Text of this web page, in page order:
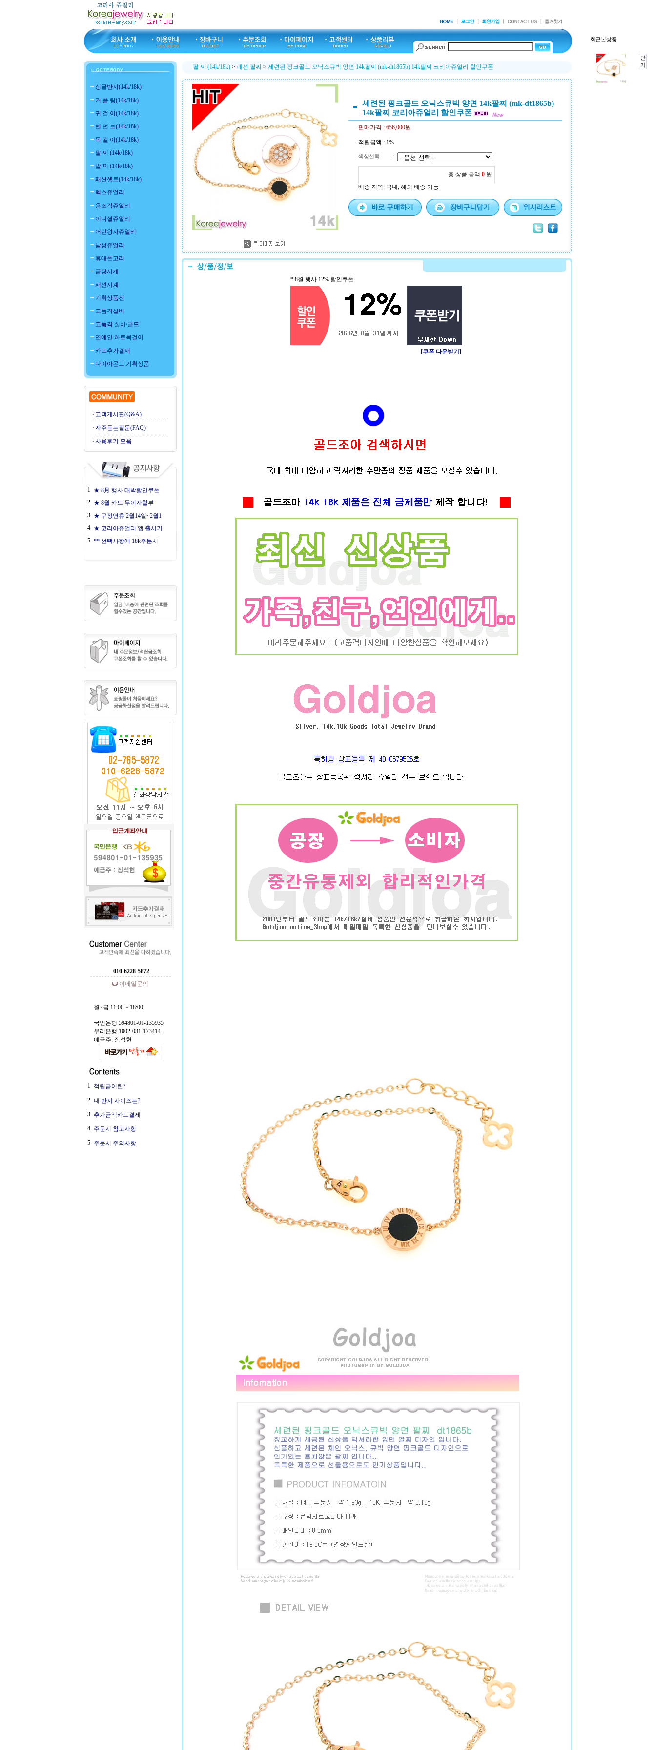
싱글반지(14k/18k)
커 플 링(14k/18k)
귀 걸 이(14k/18k)
펜 던 트(14k/18k)
목 걸 이(14k/18k)
팔 찌 (14k/18k)
발 찌 (14k/18k)
패션셋트(14k/18k)
렉스쥬얼리
용조각쥬얼리
이니셜쥬얼리
어린왕자쥬얼리
남성쥬얼리
휴대폰고리
금장시계
패션시계
기획상품전
고품격실버
고품격 실버/골드
연예인 하트목걸이
카드추가결재
다이아몬드 기획상품
고객게시판(Q&A)
자주듣는질문(FAQ)
사용후기 모음
1 ★ 8月 행사 대박할인쿠폰
2 ★ 8월 카드 무이자할부
3 ★ 구정연휴 2월14일~2월1
4 ★ 코리아쥬얼리 앱 출시기
5 ** 선택사항에 18k주문시
010-6228-5872
이메일문의
월~금 11:00 ~ 18:00
국민은행 594801-01-135935
우리은행 1002-031-173414
예금주: 장석헌
1 적립금이란?
2 내 반지 사이즈는?
3 추가금액카드결제
4 주문시 참고사항
5 주문시 주의사항
팔 찌 (14k/18k) > 패션 팔찌 > 세련된 핑크골드 오닉스큐빅 양면 14k팔찌 (mk-dt1865b) 14k팔찌 코리아쥬얼리 할인쿠폰
세련된 핑크골드 오닉스큐빅 양면 14k팔찌 (mk-dt1865b)
14k팔찌 코리아쥬얼리 할인쿠폰
판매가격 : 656,000원
적립금액 : 1%
색상선택 :
총 상품 금액 0 원
배송 지역 : 국내, 해외 배송 가능
* 8월 행사 12% 할인쿠폰
[쿠폰 다운받기]
최근본상품
닫
기